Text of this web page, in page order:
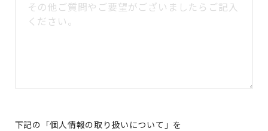
下記の「個人情報の取り扱いについて」を